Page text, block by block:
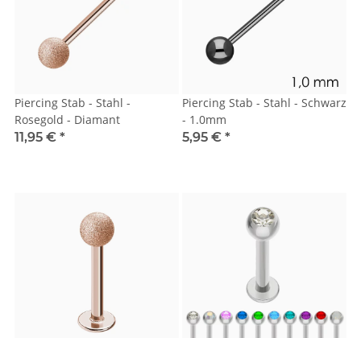
Piercing Stab - Stahl -
Rosegold - Diamant
11,95 € *
Piercing Stab - Stahl - Schwarz
- 1.0mm
5,95 € *